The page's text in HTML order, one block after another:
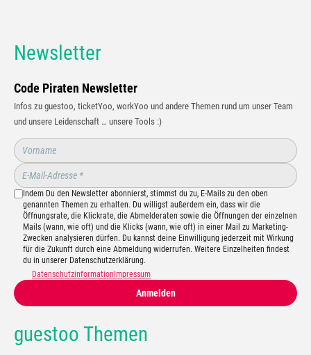
Newsletter
Code Piraten Newsletter
Infos zu guestoo, ticketYoo, workYoo und andere Themen rund um unser Team
und unsere Leidenschaft … unsere Tools :)
Indem Du den Newsletter abonnierst, stimmst du zu, E-Mails zu den oben
genannten Themen zu erhalten. Du willigst außerdem ein, dass wir die
Öffnungsrate, die Klickrate, die Abmelderaten sowie die Öffnungen der einzelnen
Mails (wann, wie oft) und die Klicks (wann, wie oft) in einer Mail zu Marketing-
Zwecken analysieren dürfen. Du kannst deine Einwilligung jederzeit mit Wirkung
für die Zukunft durch eine Abmeldung widerrufen. Weitere Einzelheiten findest
du in unserer Datenschutzerklärung.
DatenschutzinformationImpressum
Anmelden
guestoo Themen